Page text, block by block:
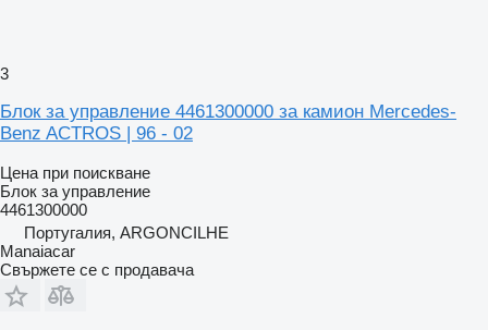
3
Блок за управление 4461300000 за камион Mercedes-
Benz ACTROS | 96 - 02
Цена при поискване
Блок за управление
4461300000
Португалия, ARGONCILHE
Manaiacar
Свържете се с продавача